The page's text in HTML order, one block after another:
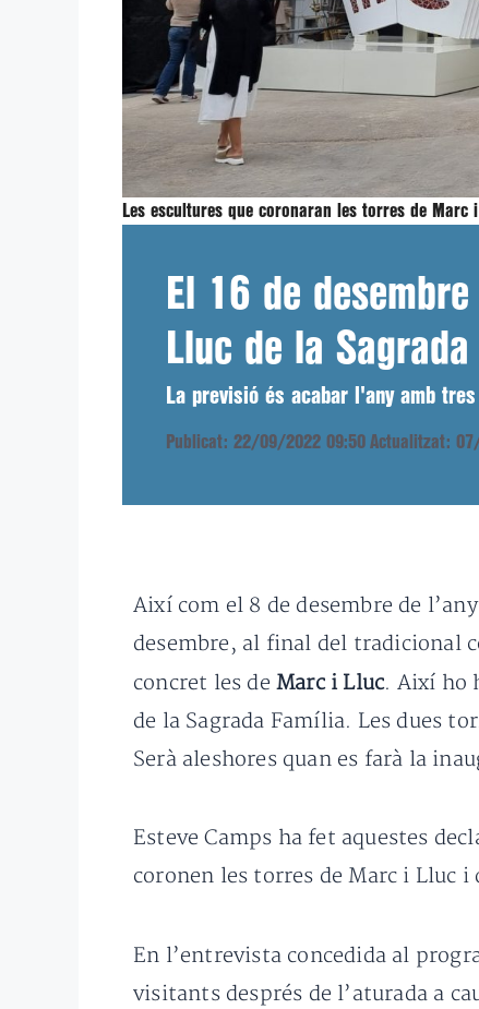
Les escultures que coronaran les torres de Marc
El 16 de
Lluc de la
La previsió és acabar l'any amb
Publicat: 22/09/2022 09:50 Actualitzat:
Així com el 8 de desembre de
desembre, al final del tradicional
concret les de Marc i Lluc. Així ho
de la Sagrada Família. Les dues
Serà aleshores quan es farà la
Esteve Camps ha fet aquestes
coronen les torres de Marc i Lluc
En l’entrevista concedida al
visitants després de l’aturada a